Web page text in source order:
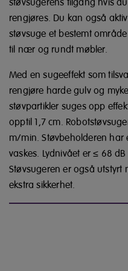
rengjøres. Du kan også
støvsuge et bestemt
til nær og rundt møbler.
Med en sugeeffekt som
rengjøre harde gulv og
støvpartikler suges opp
opptil 1,7 cm.
m/min. Støvbeholderen
vaskes. Lydnivået er ≤ 68
Støvsugeren er også
ekstra sikkerhet.